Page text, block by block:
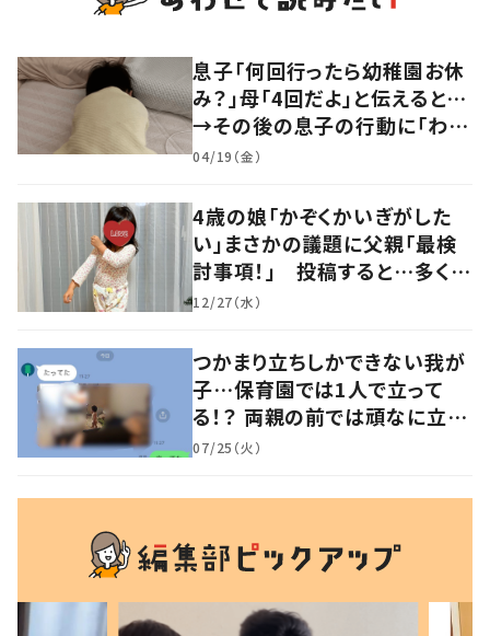
息子「何回行ったら幼稚園お休
み？」母「4回だよ」と伝えると…
→その後の息子の行動に「わか
るよその気持ち」「うちの子も！」
04/19（金）
4歳の娘「かぞくかいぎがした
い」まさかの議題に父親「最検
討事項！」 投稿すると…多くの
意見が寄せられる！
12/27（水）
つかまり立ちしかできない我が
子…保育園では1人で立って
る！？ 両親の前では頑なに立た
ない1歳児が可愛すぎる…！
07/25（火）